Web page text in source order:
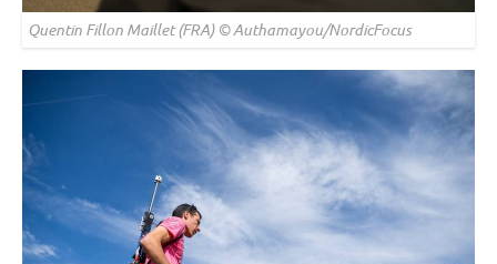
Quentin Fillon Maillet (FRA) © Authamayou/NordicFocus